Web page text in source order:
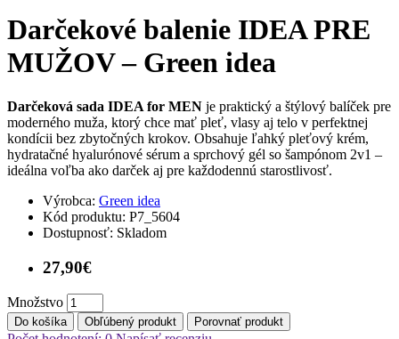
Darčekové balenie IDEA PRE
MUŽOV – Green idea
Darčeková sada IDEA for MEN je praktický a štýlový balíček pre
moderného muža, ktorý chce mať pleť, vlasy aj telo v perfektnej
kondícii bez zbytočných krokov. Obsahuje ľahký pleťový krém,
hydratačné hyalurónové sérum a sprchový gél so šampónom 2v1 –
ideálna voľba ako darček aj pre každodennú starostlivosť.
Výrobca: Green idea
Kód produktu: P7_5604
Dostupnosť: Skladom
27,90€
Množstvo
Do košíka Obľúbený produkt Porovnať produkt